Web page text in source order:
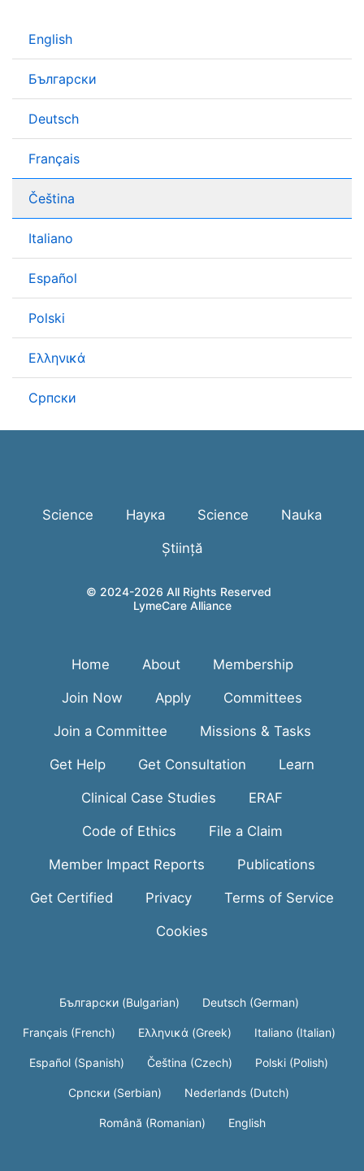
English
Български
Deutsch
Français
Čeština
Italiano
Español
Polski
Ελληνικά
Српски
Science Наука Science Nauka
Știință
© 2024-2026 All Rights Reserved
LymeCare Alliance
Home About Membership
Join Now Apply Committees
Join a Committee Missions & Tasks
Get Help Get Consultation Learn
Clinical Case Studies ERAF
Code of Ethics File a Claim
Member Impact Reports Publications
Get Certified Privacy Terms of Service
Cookies
Български (Bulgarian) Deutsch (German)
Français (French) Ελληνικά (Greek) Italiano (Italian)
Español (Spanish) Čeština (Czech) Polski (Polish)
Српски (Serbian) Nederlands (Dutch)
Română (Romanian) English